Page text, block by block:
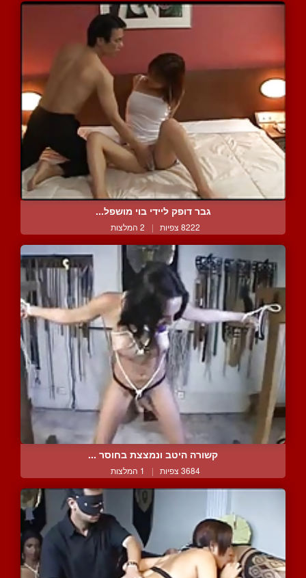
גבר דופק ליידי בוי מושפל...
8222 צפיות | 2 המלצות
קשורה היטב ונמצצת בחוסר ...
3684 צפיות | 1 המלצות